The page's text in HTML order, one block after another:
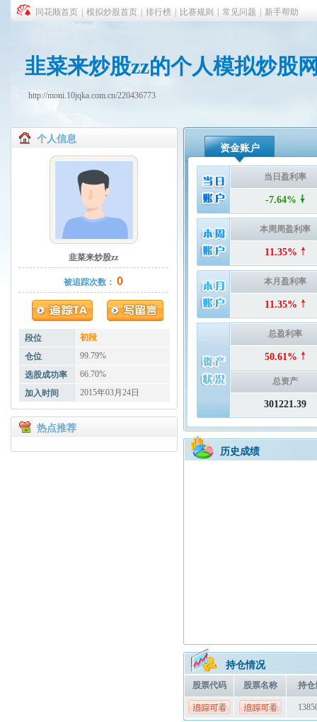
同花顺首页 模拟炒股首页 排行榜 比赛规则 常见问题 新手帮助
韭菜来炒股zz的个人模拟炒股
http://moni.10jqka.com.cn/220436773
个人信息
韭菜来炒股zz
被追踪次数： 0
段位
初段
仓位
99.79%
选股成功率
66.70%
加入时间
2015年03月24日
热点推荐
资金账户
当日盈利率
-7.64%
本周周盈利率
11.35%
本月盈利率
11.35%
总盈利率
50.61%
总资产
301221.39
历史成绩
持仓情况
股票代码 股票名称 持仓